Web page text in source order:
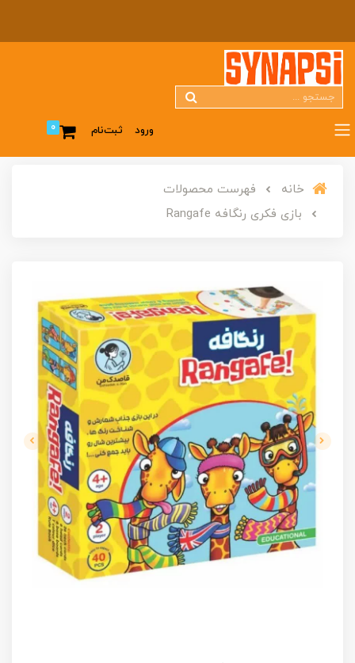
ورود ثبت‌نام 0
خانه
فهرست محصولات
بازی فکری رنگافه Rangafe